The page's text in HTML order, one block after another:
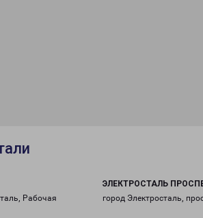
Рабочая
ЭЛЕКТРОСТАЛЬ
город Электросталь,